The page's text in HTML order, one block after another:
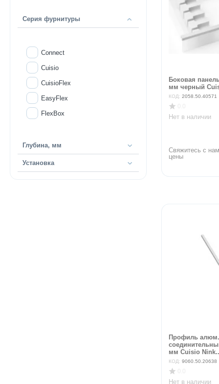
Боковая
мм черный
КОД: 2058.50.40571
Нет в наличии
Свяжитесь с
цены
Профиль алюм.
мм Cuisio
КОД: 9060.50.20638
Нет в наличии
Серия фурнитуры
Connect
Cuisio
CuisioFlex
EasyFlex
FlexBox
Глубина, мм
Установка